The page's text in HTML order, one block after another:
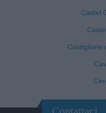
Castel
Castiglione